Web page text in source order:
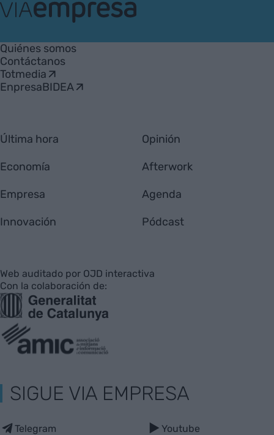
Empresa
Quiénes somos
Contáctanos
Totmedia
EnpresaBIDEA
Última hora
Economía
Empresa
Innovación
Opinión
Afterwork
Agenda
Pódcast
Web auditado por OJD interactiva
Con la colaboración de:
SIGUE VIA EMPRESA
Telegram Youtube